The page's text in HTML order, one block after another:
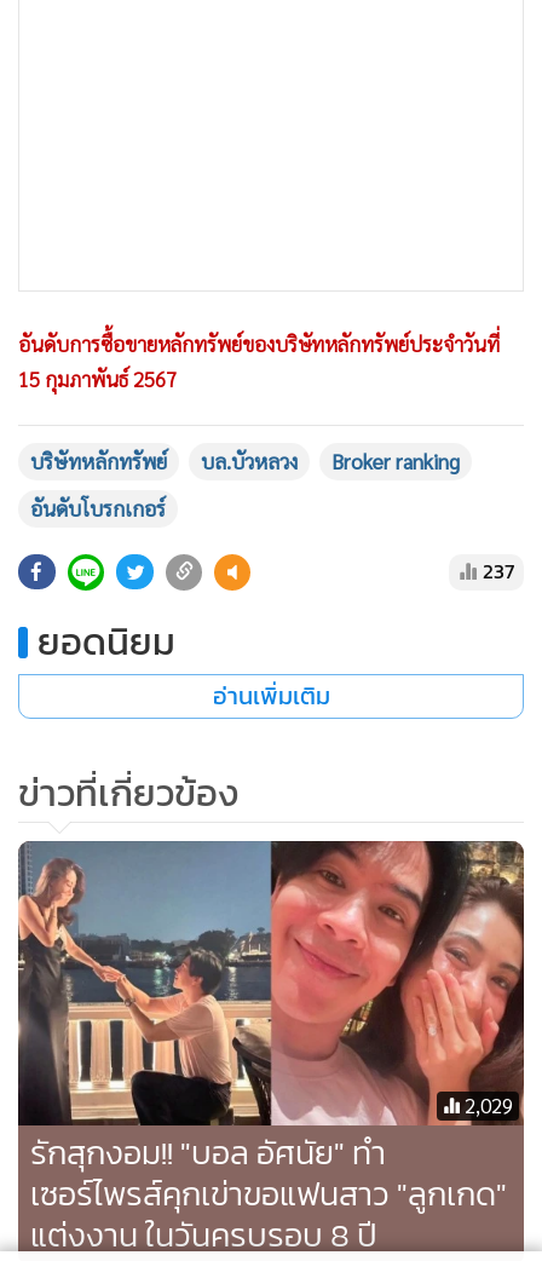
อันดับการซื้อขายหลักทรัพย์ของบริษัทหลักทรัพย์ประจำวันที่
15 กุมภาพันธ์ 2567
บริษัทหลักทรัพย์ บล.บัวหลวง
Broker ranking
อันดับโบรกเกอร์
237
ยอดนิยม
อ่านเพิ่มเติม
ข่าวที่เกี่ยวข้อง
2,029
รักสุกงอม!! "บอล อัศนัย" ทำ
เซอร์ไพรส์คุกเข่าขอแฟนสาว "ลูกเกด"
แต่งงาน ในวันครบรอบ 8 ปี